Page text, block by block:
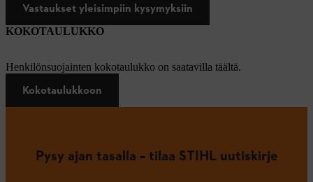
Vastaukset yleisimpiin kysymyksiin
KOKOTAULUKKO
Henkilönsuojainten kokotaulukko on saatavilla täältä.
Kokotaulukkoon
Pysy ajan tasalla – tilaa STIHL uutiskirje